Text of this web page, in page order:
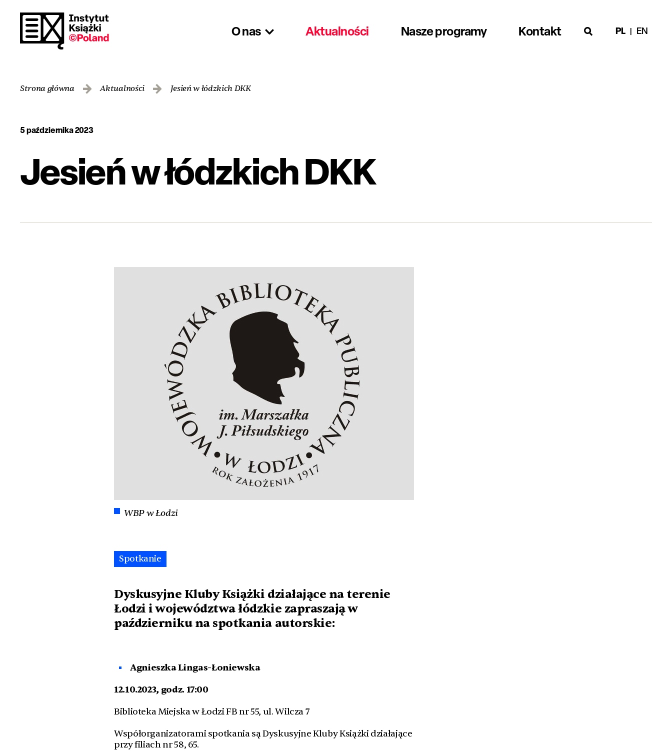
O nas Aktualności Nasze programy Kontakt PL EN
Strona główna Aktualności Jesień w łódzkich DKK
5 października 2023
Jesień w łódzkich DKK
WBP w Łodzi
Spotkanie
Dyskusyjne Kluby Książki działające na terenie
Łodzi i województwa łódzkie zapraszają w
październiku na spotkania autorskie:
Agnieszka Lingas-Łoniewska
12.10.2023, godz. 17:00
Biblioteka Miejska w Łodzi FB nr 55, ul. Wilcza 7
Współorganizatorami spotkania są Dyskusyjne Kluby Książki działające
przy filiach nr 58, 65.